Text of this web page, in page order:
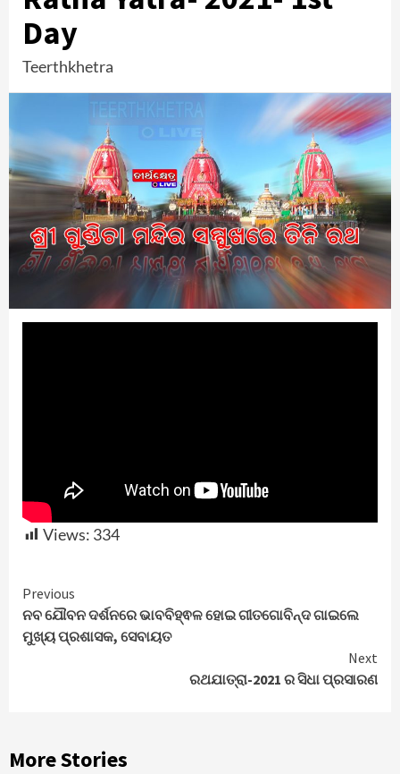
Day
Teerthkhetra
Views: 334
Continue
Reading
Previous
ନବ ଯୌବନ ଦର୍ଶନରେ ଭାବବିହ୍ଵଳ ହୋଇ ଗୀତଗୋବିନ୍ଦ ଗାଇଲେ
ମୁଖ୍ୟ ପ୍ରଶାସକ, ସେବାୟତ
Next
ରଥଯାତ୍ରା-2021 ର ସିଧା ପ୍ରସାରଣ
More Stories